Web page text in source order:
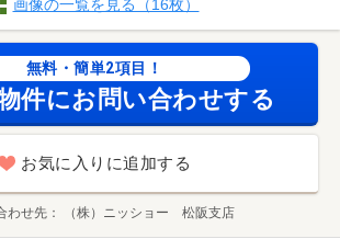
画像の一覧を見る（16枚）
無料・簡単2項目！
件にお問い合わせする
お気に入りに追加する
わせ先 （株）ニッショー 松阪支店